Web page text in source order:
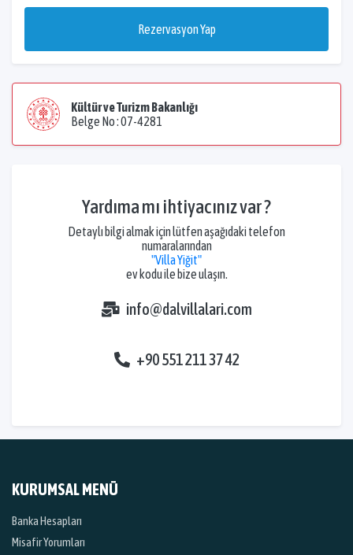
Rezervasyon Yap
Kültür ve Turizm Bakanlığı
Belge No : 07-4281
Yardıma mı ihtiyacınız var ?
Detaylı bilgi almak için lütfen aşağıdaki telefon
numaralarından
"Villa Yiğit"
ev kodu ile bize ulaşın.
info@dalvillalari.com
+90 551 211 37 42
KURUMSAL MENÜ
Banka Hesapları
Misafir Yorumları